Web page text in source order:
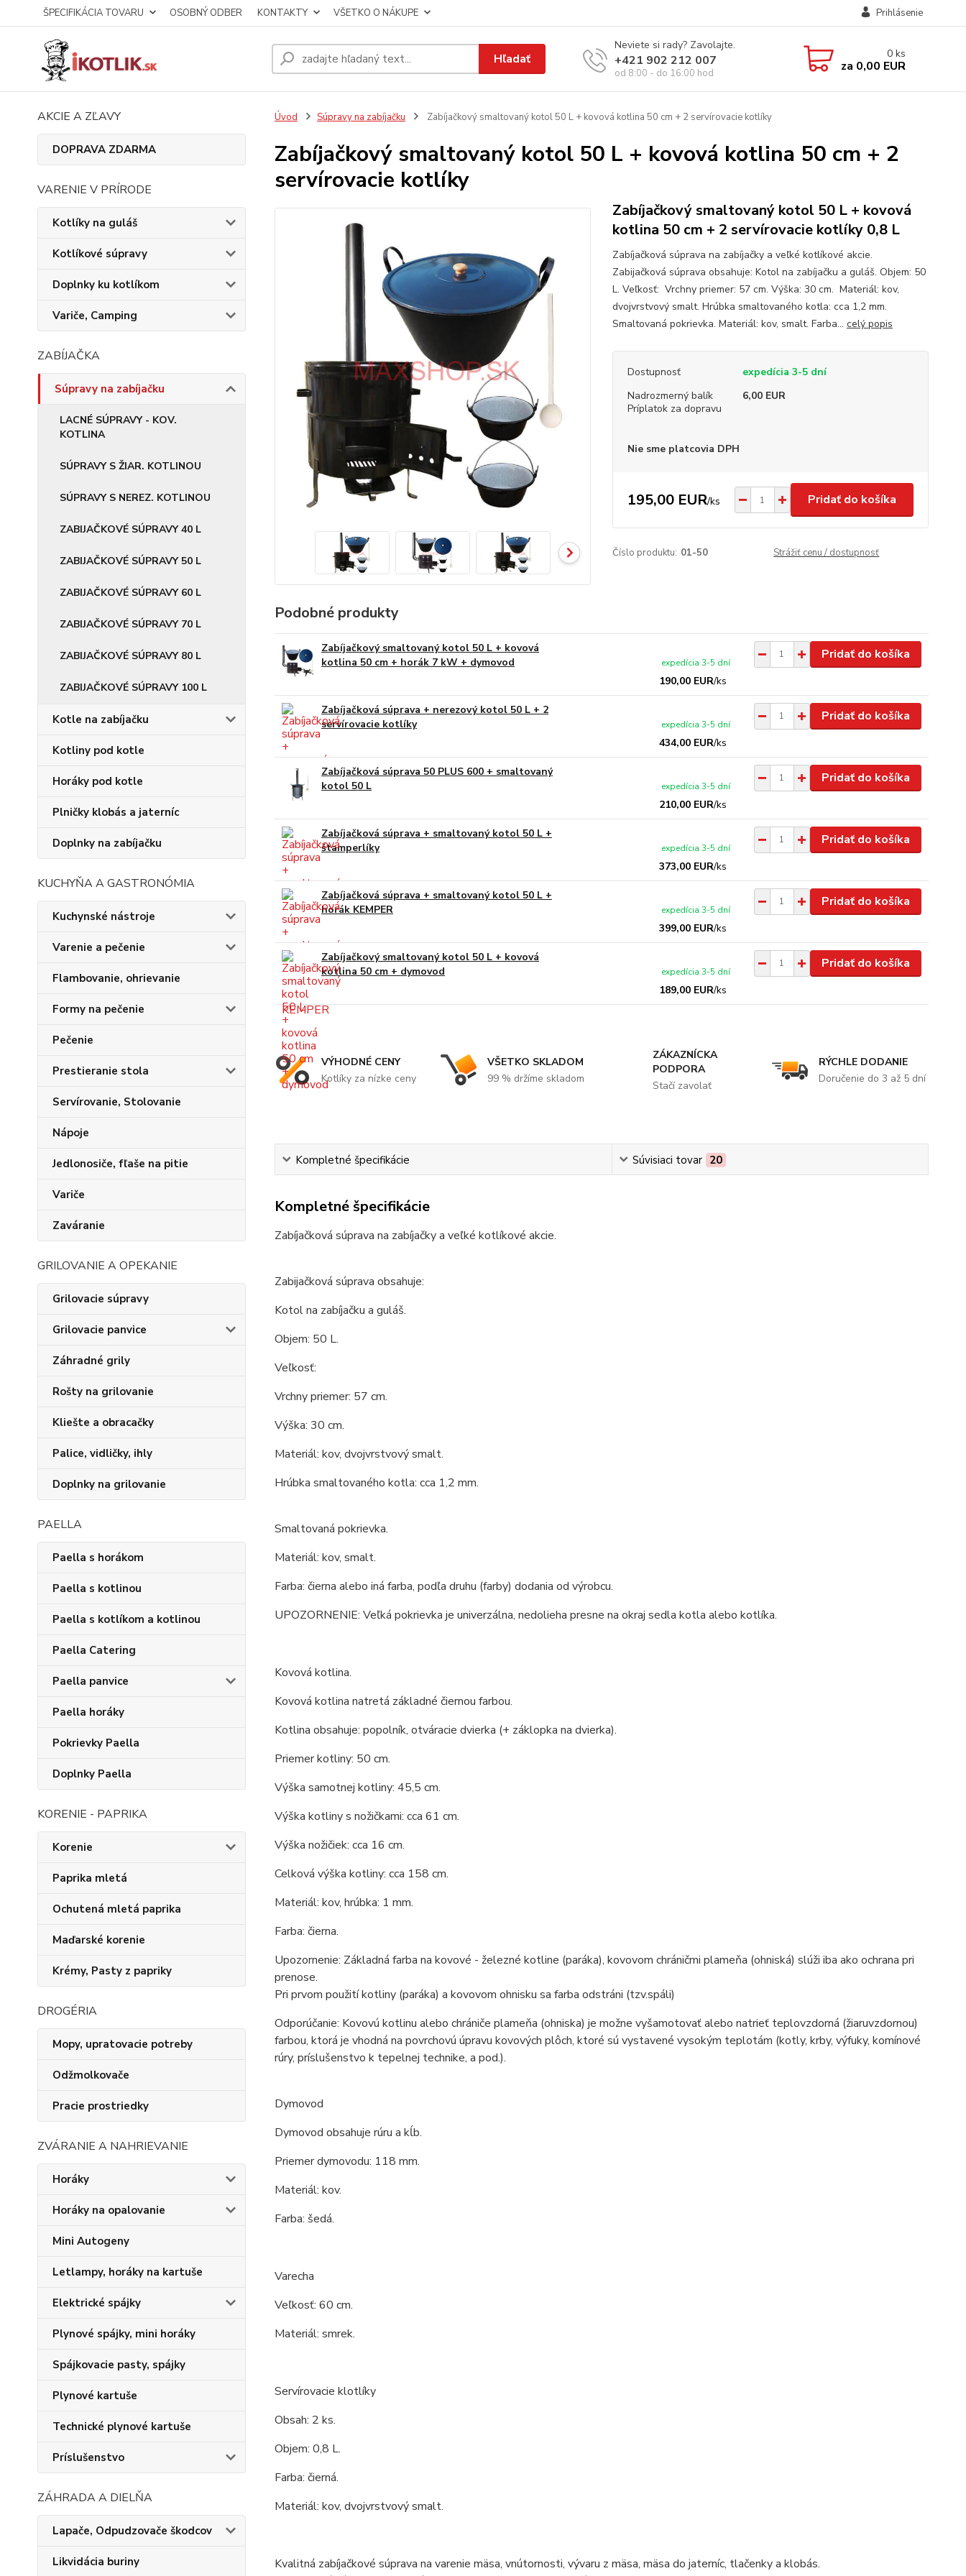
ŠPECIFIKÁCIA TOVARU OSOBNÝ ODBER KONTAKTY VŠETKO O NÁKUPE Prihlásenie
Hľadať
Neviete si rady? Zavolajte.
+421 902 212 007
od 8:00 - do 16:00 hod
0 ks
za 0,00 EUR
AKCIE A ZĽAVY
DOPRAVA ZDARMA
VARENIE V PRÍRODE
Kotlíky na guláš
Kotlíkové súpravy
Doplnky ku kotlíkom
Variče, Camping
ZABÍJAČKA
Súpravy na zabíjačku
LACNÉ SÚPRAVY - KOV.
KOTLINA
SÚPRAVY S ŽIAR. KOTLINOU
SÚPRAVY S NEREZ. KOTLINOU
ZABIJAČKOVÉ SÚPRAVY 40 L
ZABIJAČKOVÉ SÚPRAVY 50 L
ZABIJAČKOVÉ SÚPRAVY 60 L
ZABIJAČKOVÉ SÚPRAVY 70 L
ZABIJAČKOVÉ SÚPRAVY 80 L
ZABIJAČKOVÉ SÚPRAVY 100 L
Kotle na zabíjačku
Kotliny pod kotle
Horáky pod kotle
Plničky klobás a jaterníc
Doplnky na zabíjačku
KUCHYŇA A GASTRONÓMIA
Kuchynské nástroje
Varenie a pečenie
Flambovanie, ohrievanie
Formy na pečenie
Pečenie
Prestieranie stola
Servírovanie, Stolovanie
Nápoje
Jedlonosiče, fľaše na pitie
Variče
Zaváranie
GRILOVANIE A OPEKANIE
Grilovacie súpravy
Grilovacie panvice
Záhradné grily
Rošty na grilovanie
Kliešte a obracačky
Palice, vidličky, ihly
Doplnky na grilovanie
PAELLA
Paella s horákom
Paella s kotlinou
Paella s kotlíkom a kotlinou
Paella Catering
Paella panvice
Paella horáky
Pokrievky Paella
Doplnky Paella
KORENIE - PAPRIKA
Korenie
Paprika mletá
Ochutená mletá paprika
Maďarské korenie
Krémy, Pasty z papriky
DROGÉRIA
Mopy, upratovacie potreby
Odžmolkovače
Pracie prostriedky
ZVÁRANIE A NAHRIEVANIE
Horáky
Horáky na opalovanie
Mini Autogeny
Letlampy, horáky na kartuše
Elektrické spájky
Plynové spájky, mini horáky
Spájkovacie pasty, spájky
Plynové kartuše
Technické plynové kartuše
Príslušenstvo
ZÁHRADA A DIELŇA
Lapače, Odpudzovače škodcov
Likvidácia buriny
Úvod Súpravy na zabíjačku Zabíjačkový smaltovaný kotol 50 L + kovová kotlina 50 cm + 2 servírovacie kotlíky
Zabíjačkový smaltovaný kotol 50 L + kovová kotlina 50 cm + 2
servírovacie kotlíky
Zabíjačkový smaltovaný kotol 50 L + kovová
kotlina 50 cm + 2 servírovacie kotlíky 0,8 L
Zabíjačková súprava na zabíjačky a veľké kotlíkové akcie.
Zabijačková súprava obsahuje: Kotol na zabíjačku a guláš. Objem: 50
L. Veľkosť: Vrchny priemer: 57 cm. Výška: 30 cm. Materiál: kov,
dvojvrstvový smalt. Hrúbka smaltovaného kotla: cca 1,2 mm.
Smaltovaná pokrievka. Materiál: kov, smalt. Farba... celý popis
Dostupnosť
expedícia 3-5 dní
Nadrozmerný balík
Príplatok za dopravu
6,00 EUR
Nie sme platcovia DPH
195,00 EUR/ks Pridať do košíka
Číslo produktu: 01-50 Strážiť cenu / dostupnosť
Podobné produkty
Zabíjačkový smaltovaný kotol 50 L + kovová
kotlina 50 cm + horák 7 kW + dymovod
190,00 EUR/ks
expedícia 3-5 dní
Pridať do košíka
Zabíjačková súprava + nerezový kotol 50 L + 2
servírovacie kotlíky
434,00 EUR/ks
expedícia 3-5 dní
Pridať do košíka
Zabíjačková súprava 50 PLUS 600 + smaltovaný
kotol 50 L
210,00 EUR/ks
expedícia 3-5 dní
Pridať do košíka
Zabíjačková súprava + smaltovaný kotol 50 L +
štamperlíky
373,00 EUR/ks
expedícia 3-5 dní
Pridať do košíka
Zabíjačková súprava + smaltovaný kotol 50 L +
horák KEMPER
399,00 EUR/ks
expedícia 3-5 dní
Pridať do košíka
Zabíjačkový smaltovaný kotol 50 L + kovová
kotlina 50 cm + dymovod
189,00 EUR/ks
expedícia 3-5 dní
Pridať do košíka
VÝHODNÉ CENY
Kotlíky za nízke ceny
VŠETKO SKLADOM
99 % držíme skladom
ZÁKAZNÍCKA
PODPORA
Stačí zavolať
RÝCHLE DODANIE
Doručenie do 3 až 5 dní
Kompletné špecifikácie Súvisiaci tovar 20
Kompletné špecifikácie
Zabíjačková súprava na zabíjačky a veľké kotlíkové akcie.
Zabijačková súprava obsahuje:
Kotol na zabíjačku a guláš.
Objem: 50 L.
Veľkosť:
Vrchny priemer: 57 cm.
Výška: 30 cm.
Materiál: kov, dvojvrstvový smalt.
Hrúbka smaltovaného kotla: cca 1,2 mm.
Smaltovaná pokrievka.
Materiál: kov, smalt.
Farba: čierna alebo iná farba, podľa druhu (farby) dodania od výrobcu.
UPOZORNENIE: Veľká pokrievka je univerzálna, nedolieha presne na okraj sedla kotla alebo kotlíka.
Kovová kotlina.
Kovová kotlina natretá základné čiernou farbou.
Kotlina obsahuje: popolník, otváracie dvierka (+ záklopka na dvierka).
Priemer kotliny: 50 cm.
Výška samotnej kotliny: 45,5 cm.
Výška kotliny s nožičkami: cca 61 cm.
Výška nožičiek: cca 16 cm.
Celková výška kotliny: cca 158 cm.
Materiál: kov, hrúbka: 1 mm.
Farba: čierna.
Upozornenie: Základná farba na kovové - železné kotline (paráka), kovovom chráničmi plameňa (ohniská) slúži iba ako ochrana pri
prenose.
Pri prvom použití kotliny (paráka) a kovovom ohnisku sa farba odstráni (tzv.spáli)
Odporúčanie: Kovovú kotlinu alebo chrániče plameňa (ohniska) je možne vyšamotovať alebo natrieť teplovzdorná (žiaruvzdornou)
farbou, ktorá je vhodná na povrchovú úpravu kovových plôch, ktoré sú vystavené vysokým teplotám (kotly, krby, výfuky, komínové
rúry, príslušenstvo k tepelnej technike, a pod.).
Dymovod
Dymovod obsahuje rúru a kĺb.
Priemer dymovodu: 118 mm.
Materiál: kov.
Farba: šedá.
Varecha
Veľkosť: 60 cm.
Materiál: smrek.
Servírovacie klotlíky
Obsah: 2 ks.
Objem: 0,8 L.
Farba: čierná.
Materiál: kov, dvojvrstvový smalt.
Kvalitná zabíjačkové súprava na varenie mäsa, vnútornosti, vývaru z mäsa, mäsa do jaterníc, tlačenky a klobás.